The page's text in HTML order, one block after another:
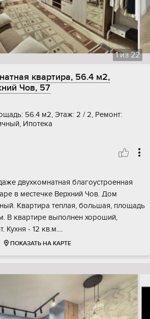
1из22
квартира, 56.4 м2,
Чов, 57
56.4 м2, Этаж: 2 / 2, Ремонт:
Ипотека
двухкомнатная благоустроенная
в местечке Верхний Чов. Дом
Квартира теплая, большая, площадь
В квартире выполнен хороший,
Кухня - 12 кв.м....
ПОКАЗАТЬ НА КАРТЕ